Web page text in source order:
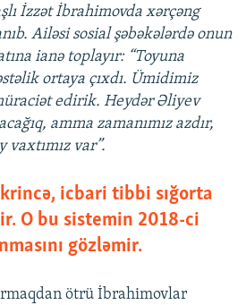
İzzət İbrahimovda xərçəng
Ailəsi sosial şəbəkələrdə onun
ianə toplayır: “Toyuna
ortaya çıxdı. Ümidimiz
edirik. Heydər Əliyev
amma zamanımız azdır,
var”.
icbari tibbi sığorta
O bu sistemin 2018-ci
gözləmir.
ötrü İbrahimovlar